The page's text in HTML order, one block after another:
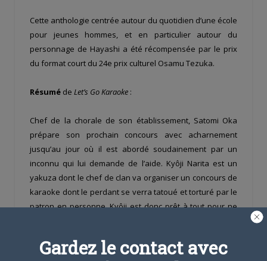
Cette anthologie centrée autour du quotidien d’une école
pour jeunes hommes, et en particulier autour du
personnage de Hayashi a été récompensée par le prix
du format court du 24e prix culturel Osamu Tezuka.
Résumé de Let’s Go Karaoke :
Chef de la chorale de son établissement, Satomi Oka
prépare son prochain concours avec acharnement
jusqu’au jour où il est abordé soudainement par un
inconnu qui lui demande de l’aide. Kyôji Narita est un
yakuza dont le chef de clan va organiser un concours de
karaoke dont le perdant se verra tatoué et torturé par le
patron en personne. Kyôji est donc prêt à tout pour ne
Source :Site officiel des anime
Gardez le contact avec